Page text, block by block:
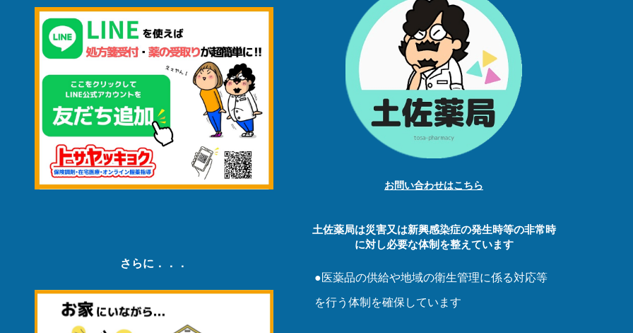
さらに．．．
お問い合わせはこちら
土佐薬局は災害又は新興感染症の発生時等の非常時
に対し必要な体制を整えています
●医薬品の供給や地域の衛生管理に係る対応等
を行う体制を確保しています